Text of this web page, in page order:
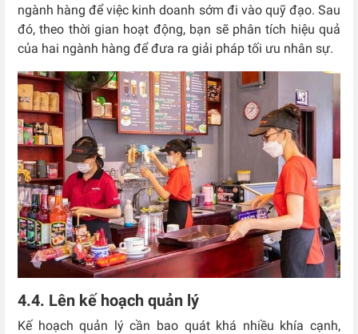
ngành hàng để việc kinh doanh sớm đi vào quỹ đạo. Sau
đó, theo thời gian hoạt động, bạn sẽ phân tích hiệu quả
của hai ngành hàng để đưa ra giải pháp tối ưu nhân sự.
4.4. Lên kế hoạch quản lý
Kế hoạch quản lý cần bao quát khá nhiều khía cạnh,